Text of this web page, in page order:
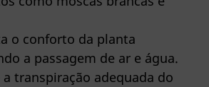
o conforto da planta
a passagem de ar e água.
a transpiração adequada do